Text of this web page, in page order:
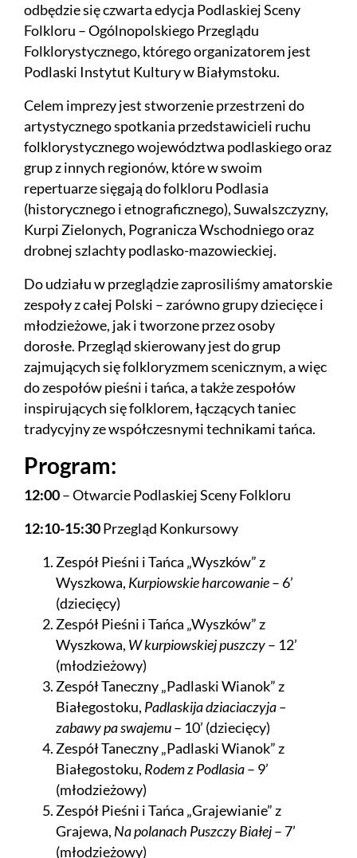
odbędzie się czwarta edycja Podlaskiej Sceny
Folkloru – Ogólnopolskiego Przeglądu
Folklorystycznego, którego organizatorem jest
Podlaski Instytut Kultury w Białymstoku.
Celem imprezy jest stworzenie przestrzeni do
artystycznego spotkania przedstawicieli ruchu
folklorystycznego województwa podlaskiego oraz
grup z innych regionów, które w swoim
repertuarze sięgają do folkloru Podlasia
(historycznego i etnograficznego), Suwalszczyzny,
Kurpi Zielonych, Pogranicza Wschodniego oraz
drobnej szlachty podlasko-mazowieckiej.
Do udziału w przeglądzie zaprosiliśmy amatorskie
zespoły z całej Polski – zarówno grupy dziecięce i
młodzieżowe, jak i tworzone przez osoby
dorosłe. Przegląd skierowany jest do grup
zajmujących się folkloryzmem scenicznym, a więc
do zespołów pieśni i tańca, a także zespołów
inspirujących się folklorem, łączących taniec
tradycyjny ze współczesnymi technikami tańca.
Program:
12:00– Otwarcie Podlaskiej Sceny Folkloru
12:10-15:30Przegląd Konkursowy
Zespół Pieśni i Tańca „Wyszków” z
Wyszkowa, Kurpiowskie harcowanie– 6’
(dziecięcy)
Zespół Pieśni i Tańca „Wyszków” z
Wyszkowa, W kurpiowskiej puszczy– 12’
(młodzieżowy)
Zespół Taneczny „Padlaski Wianok” z
Białegostoku, Padlaskija dziaciaczyja –
zabawy pa swajemu– 10’ (dziecięcy)
Zespół Taneczny „Padlaski Wianok” z
Białegostoku, Rodem z Podlasia– 9’
(młodzieżowy)
Zespół Pieśni i Tańca „Grajewianie” z
Grajewa, Na polanach Puszczy Białej– 7’
(młodzieżowy)